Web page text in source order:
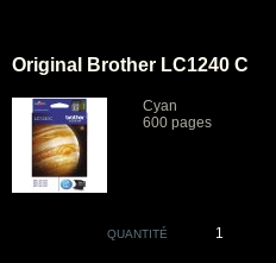
Original Brother LC1240 C
Cyan
600 pages
QUANTITÉ